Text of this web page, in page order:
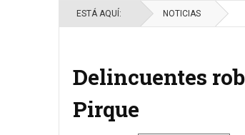
ESTÁ AQUÍ: NOTICIAS
Delincuentes
Pirque